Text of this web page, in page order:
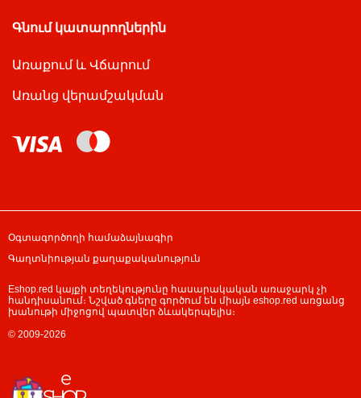
Գնում կատարողներին
Առաքում և Վճարում
Առանց վերամշակման
Օգտագործողի համաձայնագիր
Գաղտնիության քաղաքականություն
Eshop.red կայքի տեղեկությունը հասարակական առաջարկ չի
հանդիսանում։ Նշված գները գործում են միայն eshop.red առցանց
խանութի միջոցով պատվեր ձևակերպելիս։
© 2009-2026